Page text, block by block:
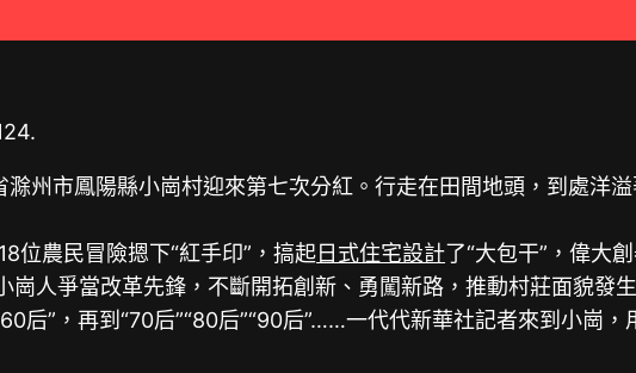
滁州市鳳陽縣小崗村迎來第七次分紅。行走在田間地頭，到處洋
農民冒險摁下“紅手印”，搞起日式住宅設計了“大包干”，偉大
人爭當改革先鋒，不斷開拓創新、勇闖新路，推動村莊面貌發生
”，再到“70后”“80后”“90后”……一代代新華社記者來到小崗